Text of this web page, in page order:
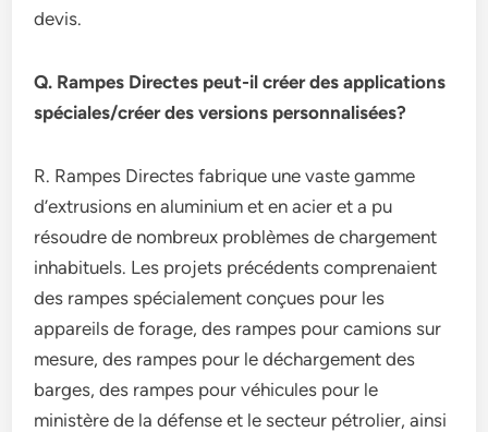
devis.
Q. Rampes Directes peut-il créer des applications
spéciales/créer des versions personnalisées?
R. Rampes Directes fabrique une vaste gamme
d’extrusions en aluminium et en acier et a pu
résoudre de nombreux problèmes de chargement
inhabituels. Les projets précédents comprenaient
des rampes spécialement conçues pour les
appareils de forage, des rampes pour camions sur
mesure, des rampes pour le déchargement des
barges, des rampes pour véhicules pour le
ministère de la défense et le secteur pétrolier, ainsi